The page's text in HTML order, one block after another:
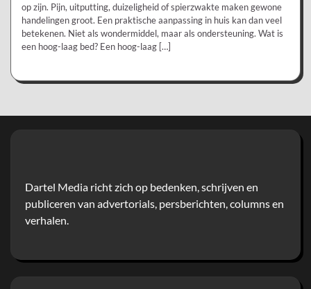
op zijn. Pijn, uitputting, duizeligheid of spierzwakte maken gewone
handelingen groot. Een praktische aanpassing in huis kan dan veel
betekenen. Niet als wondermiddel, maar als ondersteuning. Wat is
een hoog-laag bed? Een hoog-laag […]
Dartel Media richt zich op bedenken, schrijven en
publiceren van advertorials, persberichten, columns en
verhalen.